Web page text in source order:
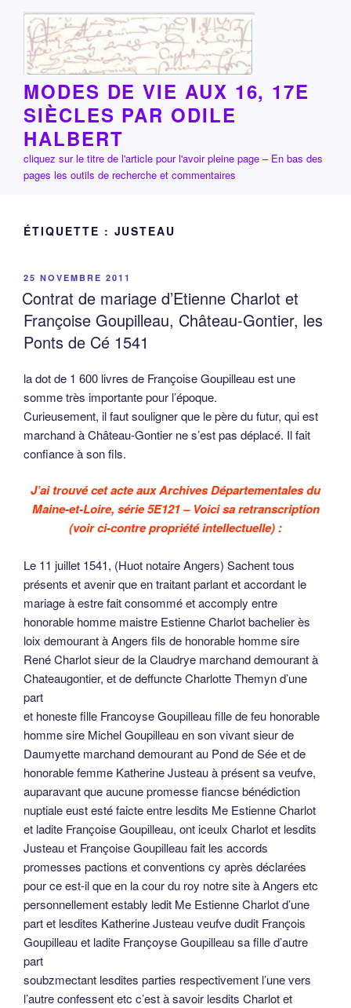
contenu
principal
MODES DE VIE AUX 16, 17E
SIÈCLES PAR ODILE
HALBERT
cliquez sur le titre de l'article pour l'avoir pleine page – En bas des
pages les outils de recherche et commentaires
ÉTIQUETTE : JUSTEAU
PUBLIÉ
LE
25 NOVEMBRE 2011
Contrat de mariage d’Etienne Charlot et
Françoise Goupilleau, Château-Gontier, les
Ponts de Cé 1541
la dot de 1 600 livres de Françoise Goupilleau est une
somme très importante pour l’époque.
Curieusement, il faut souligner que le père du futur, qui est
marchand à Château-Gontier ne s’est pas déplacé. Il fait
confiance à son fils.
J’ai trouvé cet acte aux Archives Départementales du
Maine-et-Loire, série 5E121 – Voici sa retranscription
(voir ci-contre propriété intellectuelle) :
Le 11 juillet 1541, (Huot notaire Angers) Sachent tous
présents et avenir que en traitant parlant et accordant le
mariage à estre fait consommé et accomply entre
honorable homme maistre Estienne Charlot bachelier ès
loix demourant à Angers fils de honorable homme sire
René Charlot sieur de la Claudrye marchand demourant à
Chateaugontier, et de deffuncte Charlotte Themyn d’une
part
et honeste fille Francoyse Goupilleau fille de feu honorable
homme sire Michel Goupilleau en son vivant sieur de
Daumyette marchand demourant au Pond de Sée et de
honorable femme Katherine Justeau à présent sa veufve,
auparavant que aucune promesse fiancse bénédiction
nuptiale eust esté faicte entre lesdits Me Estienne Charlot
et ladite Françoise Goupilleau, ont iceulx Charlot et lesdits
Justeau et Françoise Goupilleau fait les accords
promesses pactions et conventions cy après déclarées
pour ce est-il que en la cour du roy notre site à Angers etc
personnellement estably ledit Me Estienne Charlot d’une
part et lesdites Katherine Justeau veufve dudit François
Goupilleau et ladite Françoyse Goupilleau sa fille d’autre
part
soubzmectant lesdites parties respectivement l’une vers
l’autre confessent etc c’est à savoir lesdits Charlot et